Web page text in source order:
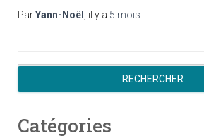
ParYann-Noël , il y a 5 mois
c
e
RECHERCHER
Catégories